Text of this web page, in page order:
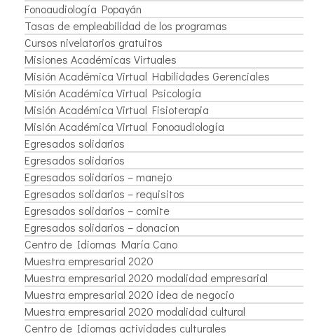
Fonoaudiología Popayán
Tasas de empleabilidad de los programas
Cursos nivelatorios gratuitos
Misiones Académicas Virtuales
Misión Académica Virtual Habilidades Gerenciales
Misión Académica Virtual Psicología
Misión Académica Virtual Fisioterapia
Misión Académica Virtual Fonoaudiología
Egresados solidarios
Egresados solidarios
Egresados solidarios – manejo
Egresados solidarios – requisitos
Egresados solidarios – comite
Egresados solidarios – donacion
Centro de Idiomas María Cano
Muestra empresarial 2020
Muestra empresarial 2020 modalidad empresarial
Muestra empresarial 2020 idea de negocio
Muestra empresarial 2020 modalidad cultural
Centro de Idiomas actividades culturales